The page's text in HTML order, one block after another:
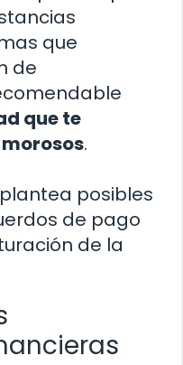
que
de
que te
.
posibles
de pago
de la